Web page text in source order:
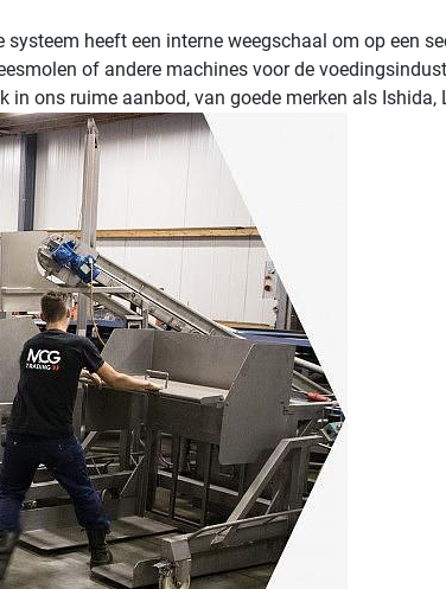
systeem heeft een interne weegschaal om op een
of andere machines voor de
in ons ruime aanbod, van goede merken als Ishida,